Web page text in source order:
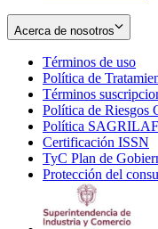
Acerca de nosotros
Términos de uso
in
Política de
Términos
Política de Riesgos
Política
Certificación ISSN
TyC Plan de
Protección del